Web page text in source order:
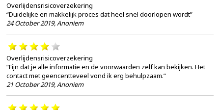
Overlijdensrisicoverzekering
“Duidelijke en makkelijk proces dat heel snel doorlopen wordt”
24 October 2019,Anoniem
Overlijdensrisicoverzekering
“Fijn dat je alle informatie en de voorwaarden zelf kan bekijken. Het
contact met geencentteveel vond ik erg behulpzaam.”
21 October 2019,Anoniem